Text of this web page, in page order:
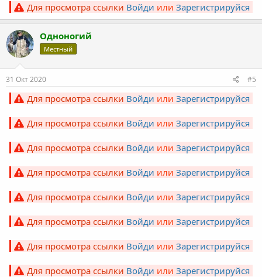
Для просмотра ссылки Войди или Зарегистрируйся
Одноногий
Местный
31 Окт 2020 #5
Для просмотра ссылки Войди или Зарегистрируйся
Для просмотра ссылки Войди или Зарегистрируйся
Для просмотра ссылки Войди или Зарегистрируйся
Для просмотра ссылки Войди или Зарегистрируйся
Для просмотра ссылки Войди или Зарегистрируйся
Для просмотра ссылки Войди или Зарегистрируйся
Для просмотра ссылки Войди или Зарегистрируйся
Для просмотра ссылки Войди или Зарегистрируйся